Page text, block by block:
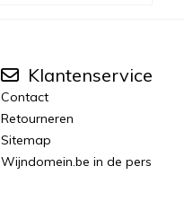
Klantenservice
Contact
Retourneren
Sitemap
Wijndomein.be in de pers